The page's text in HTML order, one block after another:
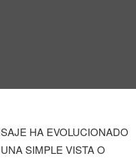
HA EVOLUCIONADO
SIMPLE VISTA O